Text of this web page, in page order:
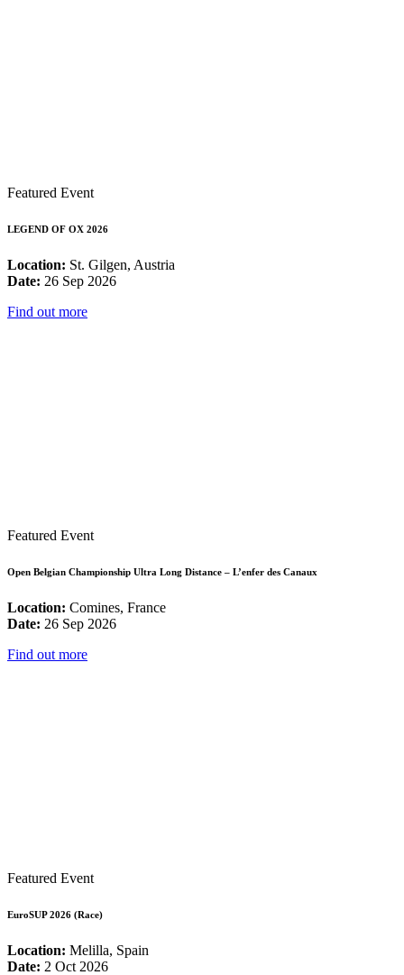
Featured Event
LEGEND OF OX 2026
Location: St. Gilgen, Austria
Date: 26 Sep 2026
Find out more
Featured Event
Open Belgian Championship Ultra Long Distance – L’enfer des Canaux
Location: Comines, France
Date: 26 Sep 2026
Find out more
Featured Event
EuroSUP 2026 (Race)
Location: Melilla, Spain
Date: 2 Oct 2026